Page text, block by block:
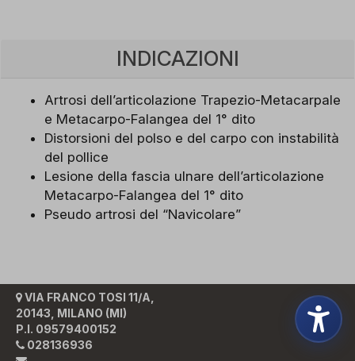
INDICAZIONI
Artrosi dell’articolazione Trapezio-Metacarpale
e Metacarpo-Falangea del 1° dito
Distorsioni del polso e del carpo con instabilità
del pollice
Lesione della fascia ulnare dell’articolazione
Metacarpo-Falangea del 1° dito
Pseudo artrosi del “Navicolare”
VIA FRANCO TOSI 11/A,
20143, MILANO (MI)
P.I. 09579400152
028136936